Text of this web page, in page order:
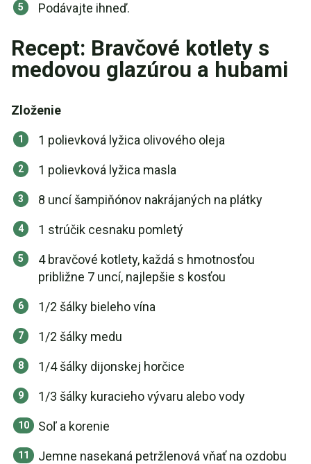
Podávajte ihneď.
Recept: Bravčové kotlety s
medovou glazúrou a hubami
Zloženie
1 polievková lyžica olivového oleja
1 polievková lyžica masla
8 uncí šampiňónov nakrájaných na plátky
1 strúčik cesnaku pomletý
4 bravčové kotlety, každá s hmotnosťou
približne 7 uncí, najlepšie s kosťou
1/2 šálky bieleho vína
1/2 šálky medu
1/4 šálky dijonskej horčice
1/3 šálky kuracieho vývaru alebo vody
Soľ a korenie
Jemne nasekaná petržlenová vňať na ozdobu